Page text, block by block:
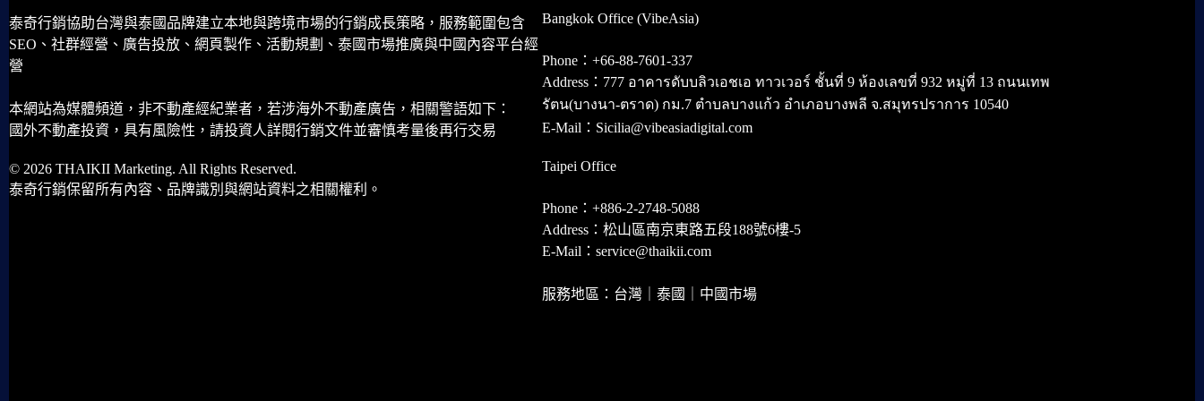
泰奇行銷協助台灣與泰國品牌建立本地與跨境市場的行銷成長策略，服務範圍包含
SEO、社群經營、廣告投放、網頁製作、活動規劃、泰國市場推廣與中國內容平台經
營
本網站為媒體頻道，非不動產經紀業者，若涉海外不動產廣告，相關警語如下：
國外不動產投資，具有風險性，請投資人詳閱行銷文件並審慎考量後再行交易
© 2026 THAIKII Marketing. All Rights Reserved.
泰奇行銷保留所有內容、品牌識別與網站資料之相關權利。
Bangkok Office (VibeAsia)
Phone：+66-88-7601-337
Address：777 อาคารดับบลิวเอชเอ ทาวเวอร์ ชั้นที่ 9 ห้องเลขที่ 932 หมู่ที่ 13 ถนนเทพ
รัตน(บางนา-ตราด) กม.7 ตำบลบางแก้ว อำเภอบางพลี จ.สมุทรปราการ 10540
E-Mail：Sicilia@vibeasiadigital.com
Taipei Office
Phone：+886-2-2748-5088
Address：松山區南京東路五段188號6樓-5
E-Mail：service@thaikii.com
服務地區：台灣｜泰國｜中國市場